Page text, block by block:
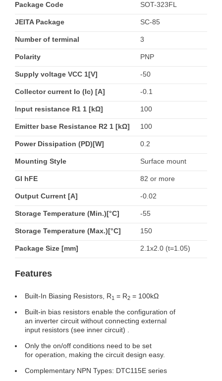
Package Code SOT-323FL
JEITA Package SC-85
Number of terminal 3
Polarity PNP
Supply voltage VCC 1[V] -50
Collector current Io (Ic) [A] -0.1
Input resistance R1 1 [kΩ] 100
Emitter base Resistance R2 1 [kΩ] 100
Power Dissipation (PD)[W] 0.2
Mounting Style Surface mount
GI hFE 82 or more
Output Current [A] -0.02
Storage Temperature (Min.)[°C] -55
Storage Temperature (Max.)[°C] 150
Package Size [mm] 2.1x2.0 (t=1.05)
Features
Built-In Biasing Resistors, R1 = R2 = 100kΩ
Built-in bias resistors enable the configuration of
an inverter circuit without connecting external
input resistors (see inner circuit) .
Only the on/off conditions need to be set
for operation, making the circuit design easy.
Complementary NPN Types: DTC115E series